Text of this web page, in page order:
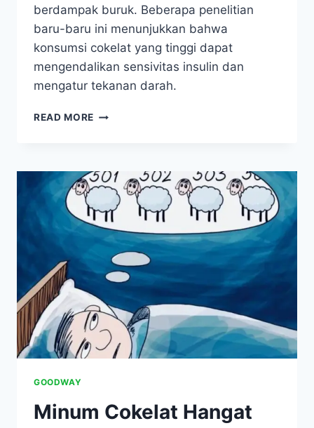
berdampak buruk. Beberapa penelitian
baru-baru ini menunjukkan bahwa
konsumsi cokelat yang tinggi dapat
mengendalikan sensivitas insulin dan
mengatur tekanan darah.
READ MORE COKELAT
DAN
STROKE
GOODWAY
Minum Cokelat Hangat